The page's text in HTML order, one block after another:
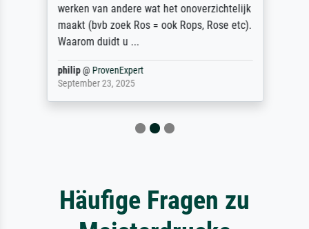
werken van andere wat het onoverzichtelijk
maakt (bvb zoek Ros = ook Rops, Rose etc).
Waarom duidt u ...
philip@ ProvenExpert
September 23, 2025
Häufige Fragen zu